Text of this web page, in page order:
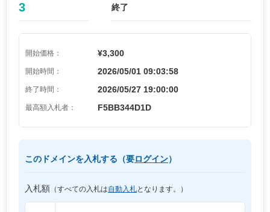
3
終了
開始価格： ¥3,300
開始時間： 2026/05/01 09:03:58
終了時間： 2026/05/27 19:00:00
最高額入札者： F5BB344D1D
このドメインを入札する（要ログイン）
入札額 （すべての入札は自動入札となります。）